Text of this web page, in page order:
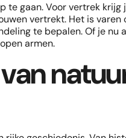
te gaan. Voor vertrek krijg
vertrekt. Het is varen
te bepalen. Of je nu
armen.